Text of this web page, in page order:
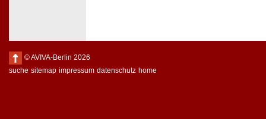
© AVIVA-Berlin 2026
suche sitemap impressum datenschutz home